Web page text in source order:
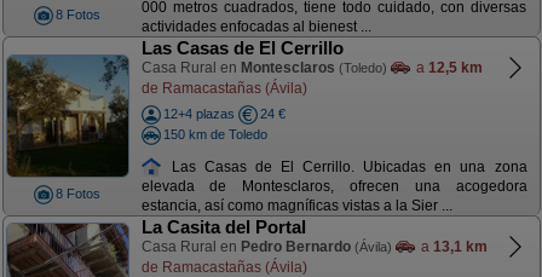
8 Fotos
000 metros cuadrados, tiene todo cuidado, con diversas
actividades enfocadas al bienest ...
8 Fotos
Las Casas de El Cerrillo
Casa Rural en Montesclaros (Toledo) a 12,5 km
de Ramacastañas (Ávila)
12+4 plazas
24 €
150 km de Toledo
Las Casas de El Cerrillo. Ubicadas en una zona
elevada de Montesclaros, ofrecen una acogedora
estancia, así como magníficas vistas a la Sier ...
La Casita del Portal
Casa Rural en Pedro Bernardo (Ávila) a 13,1 km
de Ramacastañas (Ávila)